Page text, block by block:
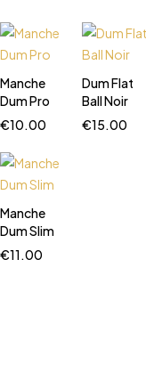
Manche
Dum Pro
€10.00
Dum Flat
Ball Noir
€15.00
Manche
Dum Slim
€11.00